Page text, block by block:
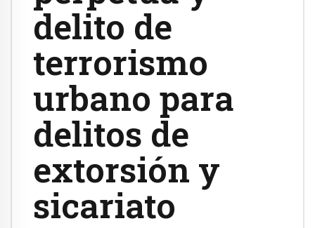
delito de
terrorismo
urbano para
delitos de
extorsión y
sicariato